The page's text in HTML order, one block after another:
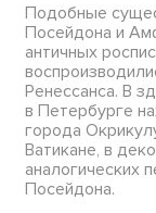
Подобные
Посейдона и
античных
Ренессанса. В
в Петербурге
города
Ватикане, в
аналогических
Посейдона.